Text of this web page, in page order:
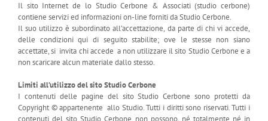
Il sito Internet de lo Studio Cerbone & Associati (studio cerbone)
contiene servizi ed informazioni on-line forniti da Studio Cerbone.
Il suo utilizzo è subordinato all’accettazione, da parte di chi vi accede,
delle condizioni qui di seguito stabilite; ove le stesse non siano
accettate, si invita chi accede a non utilizzare il sito Studio Cerbone e a
non scaricare alcun materiale dallo stesso.
Limiti all’utilizzo del sito Studio Cerbone
I contenuti delle pagine del sito Studio Cerbone sono protetti da
Copyright © appartenente allo Studio. Tutti i diritti sono riservati. Tutti i